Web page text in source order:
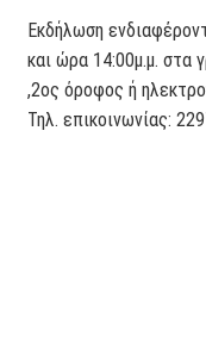
Εκδήλωση
και ώρα 14:00μ.μ. στα
,2ος όροφος ή
Τηλ. επικοινωνίας: